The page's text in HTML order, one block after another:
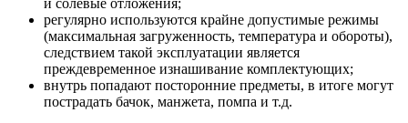
и солевые отложения;
регулярно используются крайне допустимые режимы
(максимальная загруженность, температура и обороты),
следствием такой эксплуатации является
преждевременное изнашивание комплектующих;
внутрь попадают посторонние предметы, в итоге могут
пострадать бачок, манжета, помпа и т.д.